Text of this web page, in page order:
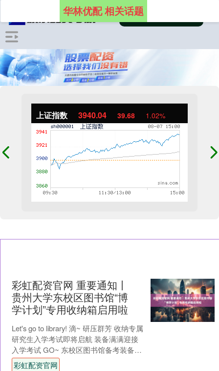
上证指数 3940.04 39.68 1.02%
华林优配 相关话题
彩虹配资官网 重要通知丨
贵州大学东校区图书馆“博
学计划”专用收纳箱启用啦
Let's go to library! 滴~ 研压群芳 收纳专属
研究生入学考试即将启航 装备满满迎接
入学考试 GO~ 东校区图书馆备考装备
图书馆精心备了备....
彩虹配资官网